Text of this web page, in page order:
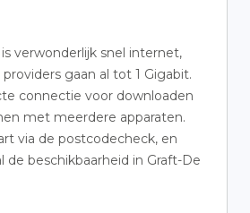
is verwonderlijk snel internet,
gaan al tot 1 Gigabit.
connectie voor downloaden
met meerdere apparaten.
via de postcodecheck, en
de beschikbaarheid in Graft-De